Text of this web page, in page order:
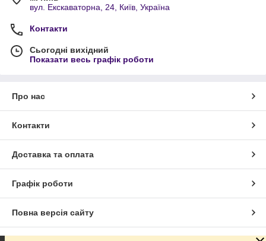
вул. Екскаваторна, 24, Київ, Україна
Контакти
Сьогодні вихідний
Показати весь графік роботи
Про нас
Контакти
Доставка та оплата
Графік роботи
Повна версія сайту